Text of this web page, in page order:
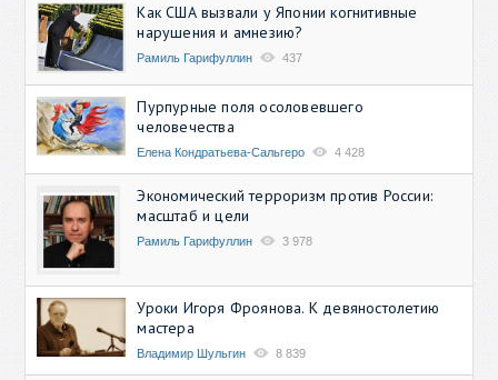
Как США вызвали у Японии когнитивные
нарушения и амнезию?
Рамиль Гарифуллин 437
Пурпурные поля осоловевшего
человечества
Елена Кондратьева-Сальгеро 4 428
Экономический терроризм против России:
масштаб и цели
Рамиль Гарифуллин 3 978
Уроки Игоря Фроянова. К девяностолетию
мастера
Владимир Шульгин 8 839